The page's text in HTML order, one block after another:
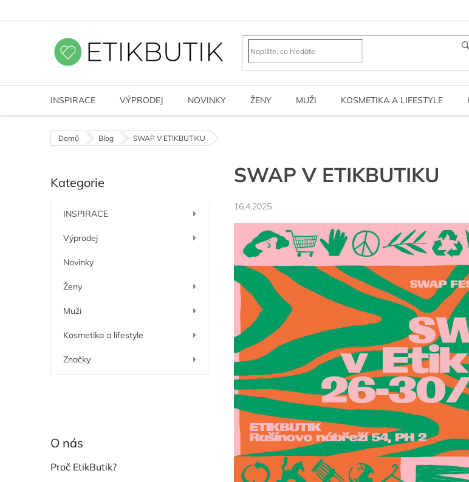
INSPIRACE VÝPRODEJ NOVINKY ŽENY MUŽI KOSMETIKA A LIFESTYLE
Domů Blog SWAP V ETIKBUTIKU
o
Přeskočit
kategorie
Kategorie
INSPIRACE
Výprodej
Novinky
Ženy
Muži
Kosmetika a lifestyle
Značky
O nás
Proč EtikButik?
SWAP V ETIKBUTIKU
16.4.2025